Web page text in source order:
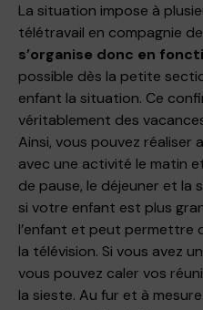
La situation impose à
télétravail en compagnie
s’organise donc en
possible dès la petite
enfant la situation. Ce
véritablement des
Ainsi, vous pouvez réaliser
avec une activité le matin
de pause, le déjeuner et la
si votre enfant est plus
l’enfant et peut permettre
la télévision. Si vous avez
vous pouvez caler vos
la sieste. Au fur et à